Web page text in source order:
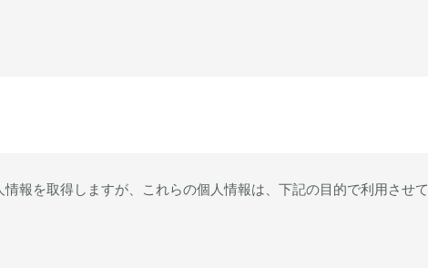
報を取得しますが、これらの個人情報は、下記の目的で利用させて